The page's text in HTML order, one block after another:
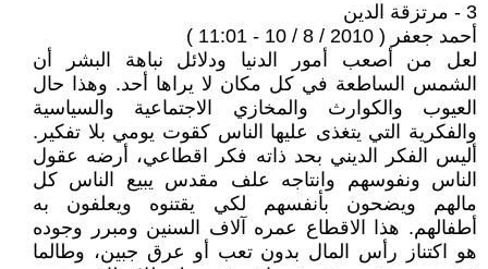
3 - مرتزقة الدين
أحمد جعفر ( 2010 / 8 / 10 - 11:01 )
لعل من أصعب أمور الدنيا ودلائل نباهة البشر أن
الشمس الساطعة في كل مكان لا يراها أحد. وهذا حال
العيوب والكوارث والمخازي الاجتماعية والسياسية
والفكرية التي يتغذى عليها الناس كقوت يومي بلا تفكير.
أليس الفكر الديني بحد ذاته فكر اقطاعي، أرضه عقول
الناس ونفوسهم وانتاجه علف مقدس يبيع الناس كل
مالهم ويضحون بأنفسهم لكي يقتنوه ويعلفون به
أطفالهم. هذا الاقطاع عمره آلاف السنين ومبرر وجوده
هو اكتناز رأس المال بدون تعب أو عرق جبين، وطالما